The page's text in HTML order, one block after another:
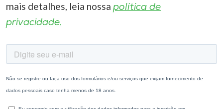
mais detalhes, leia nossa política de
privacidade.